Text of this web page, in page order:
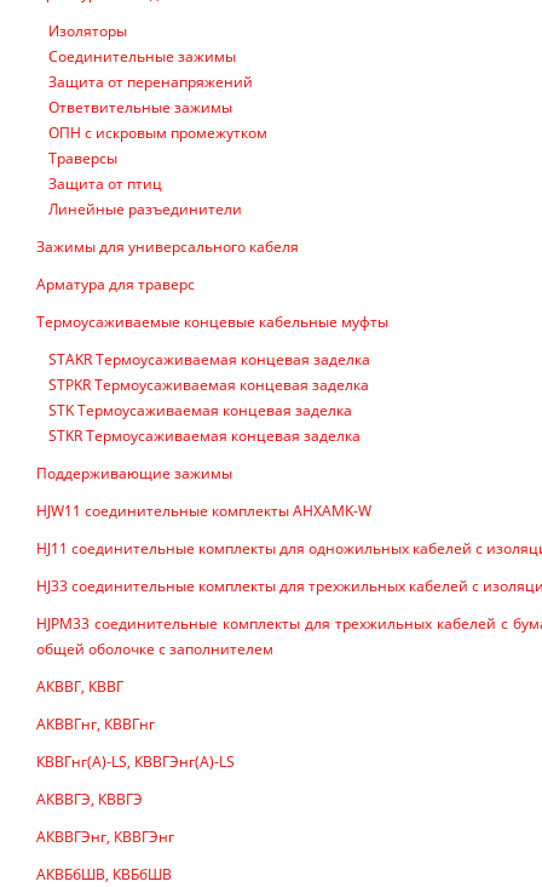
Изоляторы
Соединительные зажимы
Защита от перенапряжений
Ответвительные зажимы
ОПН с искровым промежутком
Траверсы
Защита от птиц
Линейные разъединители
Зажимы для универсального кабеля
Арматура для траверс
Термоусаживаемые концевые кабельные муфты
STAKR Термоусаживаемая концевая заделка
STPKR Термоусаживаемая концевая заделка
STK Термоусаживаемая концевая заделка
STKR Термоусаживаемая концевая заделка
Поддерживающие зажимы
HJW11 соединительные комплекты AHXAMK-W
HJ11 соединительные комплекты для одножильных кабелей с
HJ33 соединительные комплекты для трехжильных кабелей с
HJPM33 соединительные комплекты для трехжильных кабелей с
общей оболочке с заполнителем
АКВВГ, КВВГ
АКВВГнг, КВВГнг
КВВГнг(А)-LS, КВВГЭнг(А)-LS
АКВВГЭ, КВВГЭ
АКВВГЭнг, КВВГЭнг
АКВБбШВ, КВБбШВ